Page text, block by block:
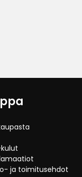
ja toimitusehdot